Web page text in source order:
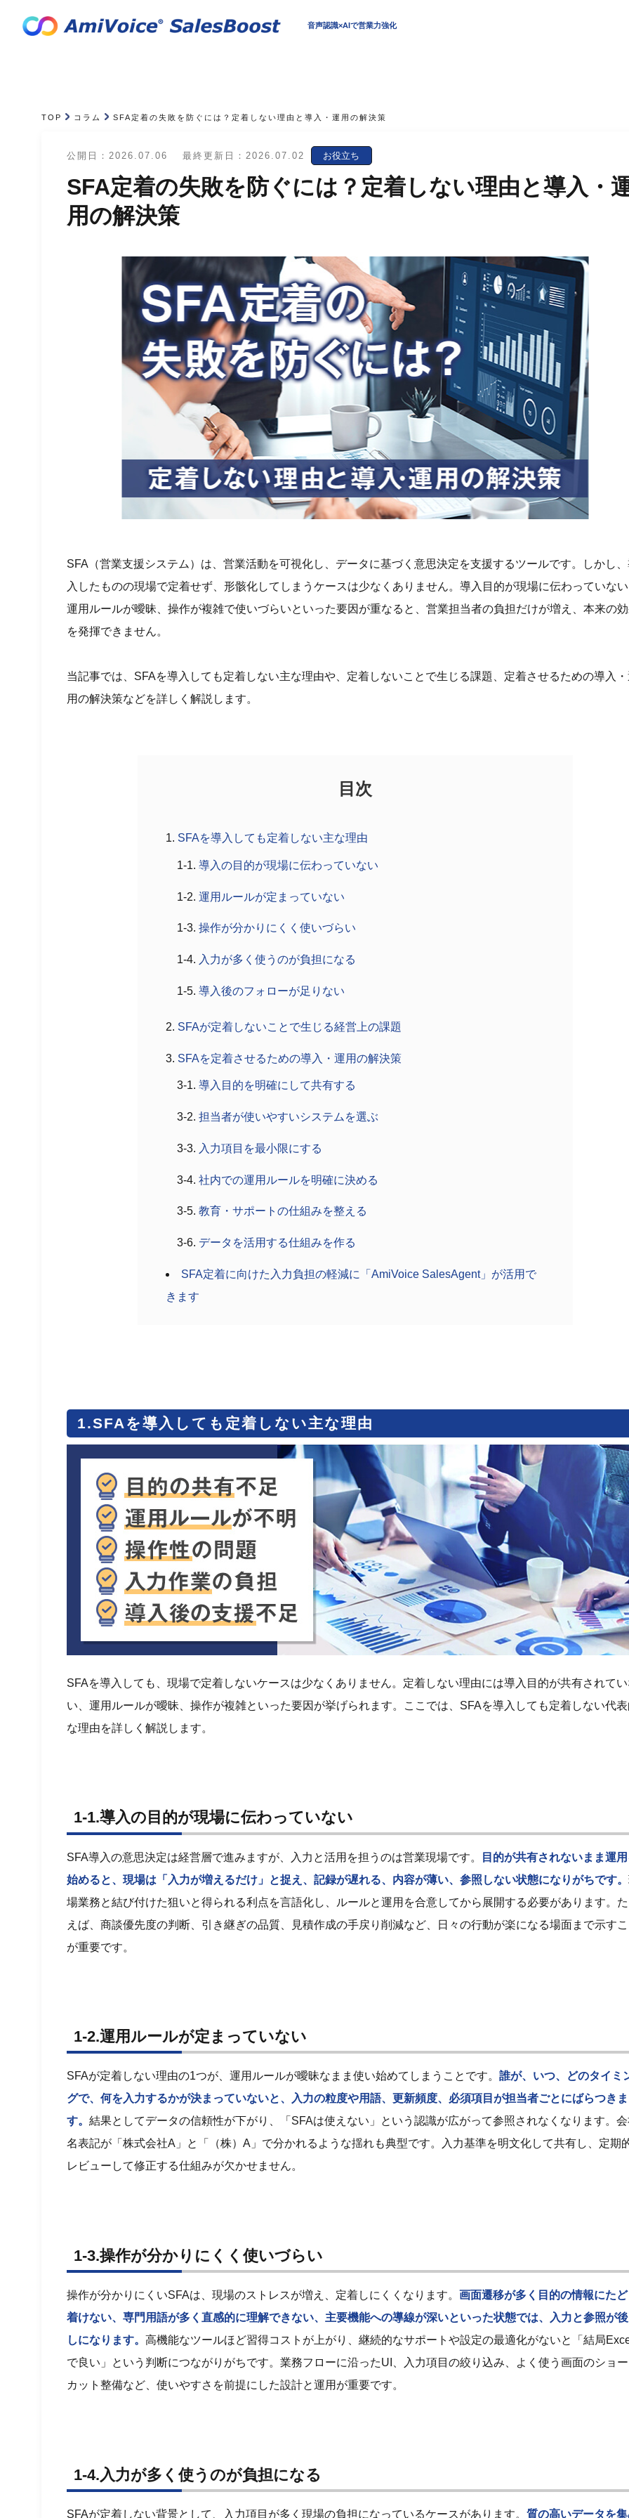
音声認識×AIで営業力強化
TOP コラム SFA定着の失敗を防ぐには？定着しない理由と導入・運用の解決策
公開日：2026.07.06 最終更新日：2026.07.02 お役立ち
SFA定着の失敗を防ぐには？定着しない理由と導入・
用の解決策
SFA（営業支援システム）は、営業活動を可視化し、データに基づく意思決定を支援するツールです。しかし
入したものの現場で定着せず、形骸化してしまうケースは少なくありません。導入目的が現場に伝わっていな
運用ルールが曖昧、操作が複雑で使いづらいといった要因が重なると、営業担当者の負担だけが増え、本来の
を発揮できません。
当記事では、SFAを導入しても定着しない主な理由や、定着しないことで生じる課題、定着させるための導入
用の解決策などを詳しく解説します。
目次
SFAを導入しても定着しない主な理由
導入の目的が現場に伝わっていない
運用ルールが定まっていない
操作が分かりにくく使いづらい
入力が多く使うのが負担になる
導入後のフォローが足りない
SFAが定着しないことで生じる経営上の課題
SFAを定着させるための導入・運用の解決策
導入目的を明確にして共有する
担当者が使いやすいシステムを選ぶ
入力項目を最小限にする
社内での運用ルールを明確に決める
教育・サポートの仕組みを整える
データを活用する仕組みを作る
SFA定着に向けた入力負担の軽減に「AmiVoice SalesAgent」が活用で
きます
1.SFAを導入しても定着しない主な理由
SFAを導入しても、現場で定着しないケースは少なくありません。定着しない理由には導入目的が共有されて
い、運用ルールが曖昧、操作が複雑といった要因が挙げられます。ここでは、SFAを導入しても定着しない代
な理由を詳しく解説します。
1-1.導入の目的が現場に伝わっていない
SFA導入の意思決定は経営層で進みますが、入力と活用を担うのは営業現場です。
目的が共有されないまま運
始めると、現場は「入力が増えるだけ」と捉え、記録が遅れる、内容が薄い、参照しない状態になりがちです。
場業務と結び付けた狙いと得られる利点を言語化し、ルールと運用を合意してから展開する必要があります。
えば、商談優先度の判断、引き継ぎの品質、見積作成の手戻り削減など、日々の行動が楽になる場面まで示す
が重要です。
1-2.運用ルールが定まっていない
SFAが定着しない理由の1つが、運用ルールが曖昧なまま使い始めてしまうことです。 誰が、いつ、どのタイミ
グで、何を入力するかが決まっていないと、入力の粒度や用語、更新頻度、必須項目が担当者ごとにばらつきま
す。 結果としてデータの信頼性が下がり、「SFAは使えない」という認識が広がって参照されなくなります。
名表記が「株式会社A」と「（株）A」で分かれるような揺れも典型です。入力基準を明文化して共有し、定期
レビューして修正する仕組みが欠かせません。
1-3.操作が分かりにくく使いづらい
操作が分かりにくいSFAは、現場のストレスが増え、定着しにくくなります。 画面遷移が多く目的の情報にた
着けない、専門用語が多く直感的に理解できない、主要機能への導線が深いといった状態では、入力と参照が
しになります。 高機能なツールほど習得コストが上がり、継続的なサポートや設定の最適化がないと「結局
で良い」という判断につながりがちです。業務フローに沿ったUI、入力項目の絞り込み、よく使う画面のショ
カット整備など、使いやすさを前提にした設計と運用が重要です。
1-4.入力が多く使うのが負担になる
SFAが定着しない背景として、入力項目が多く現場の負担になっているケースがあります。 質の高いデータを